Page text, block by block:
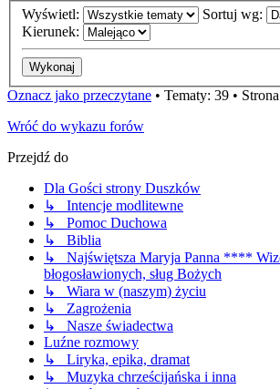
Wyświetl:
Sortuj wg:
Kierunek:
Oznacz jako przeczytane • Tematy: 39 • Strona
Wróć do wykazu forów
Przejdź do
Dla Gości strony Duszków
↳ Intencje modlitewne
↳ Pomoc Duchowa
↳ Biblia
↳ Najświętsza Maryja Panna ****
błogosławionych, sług Bożych
↳ Wiara w (naszym) życiu
↳ Zagrożenia
↳ Nasze świadectwa
Luźne rozmowy
↳ Liryka, epika, dramat
↳ Muzyka chrześcijańska i inna